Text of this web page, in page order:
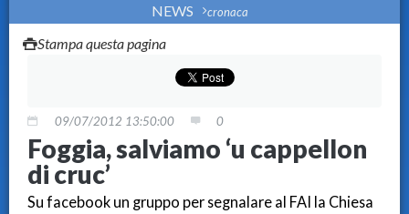
NEWS
cronaca
Stampa questa pagina
09/07/2012 13:50:00 0
Foggia, salviamo ‘u cappellon
di cruc’
Su facebook un gruppo per segnalare al FAI la Chiesa